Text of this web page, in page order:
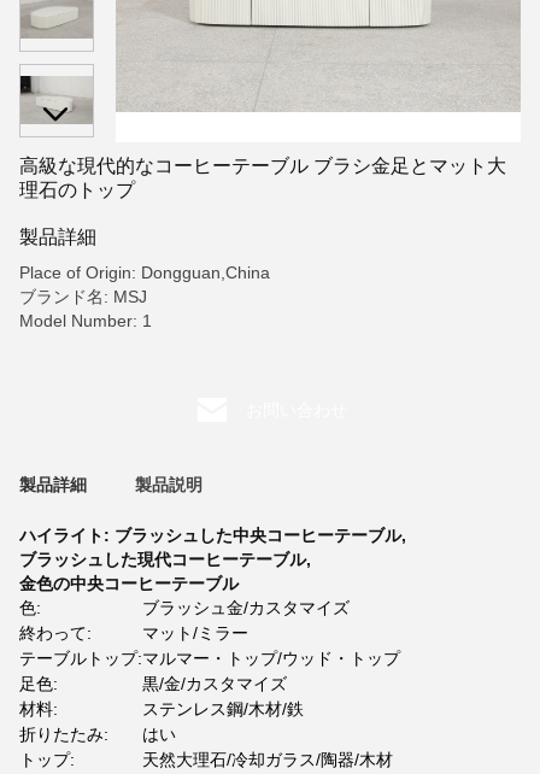
高級な現代的なコーヒーテーブル ブラシ金足とマット大
理石のトップ
製品詳細
Place of Origin: Dongguan,China
ブランド名: MSJ
Model Number: 1
製品詳細 製品説明
ハイライト: ブラッシュした中央コーヒーテーブル,
ブラッシュした現代コーヒーテーブル,
金色の中央コーヒーテーブル
色:
ブラッシュ金/カスタマイズ
終わって:
マット/ミラー
テーブルトップ:マルマー・トップ/ウッド・トップ
足色:
黒/金/カスタマイズ
材料:
ステンレス鋼/木材/鉄
折りたたみ:
はい
トップ:
天然大理石/冷却ガラス/陶器/木材